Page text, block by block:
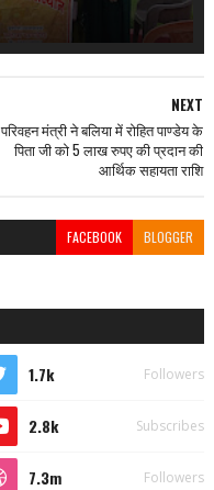
NEXT
परिवहन मंत्री ने बलिया में रोहित पाण्डेय के
पिता जी को 5 लाख रुपए की प्रदान की
आर्थिक सहायता राशि
FACEBOOK BLOGGER
1.7k Followers
2.8k Subscribes
7.3m Followers